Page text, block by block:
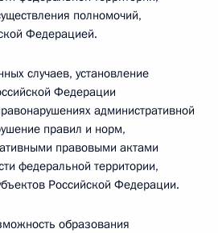
полномочий,
Федерацией.
случаев, установление
Федерации
административной
правил и норм,
правовыми актами
федеральной территории,
Российской Федерации.
образования